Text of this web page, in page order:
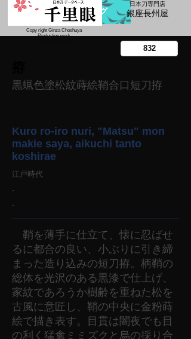
ブログ
日本刀専門店
​銀座長州屋
Copy right Ginza Choshuya
Production work
黒蝋色塗松紋蒔絵鞘合口短刀拵
Kuro ro-iro nuri, "Matsu" mon
makie saya, aikuchi tanto
koshirae
江戸時代
-
-
鞘を薄手に仕立て、懐に忍ばせ
るに都合の良い、小ぶりに引き締
まった造り込みの短刀拵。柄鞘の
総体を光沢のある黒漆で仕上げ、
家紋であろうか樹齢を重ねた松を
古風に意匠し、鞘の中央に金粉蒔
絵で描き表す。目貫は闇夜でも目
の利く猛禽ミミズクと烏の採り合